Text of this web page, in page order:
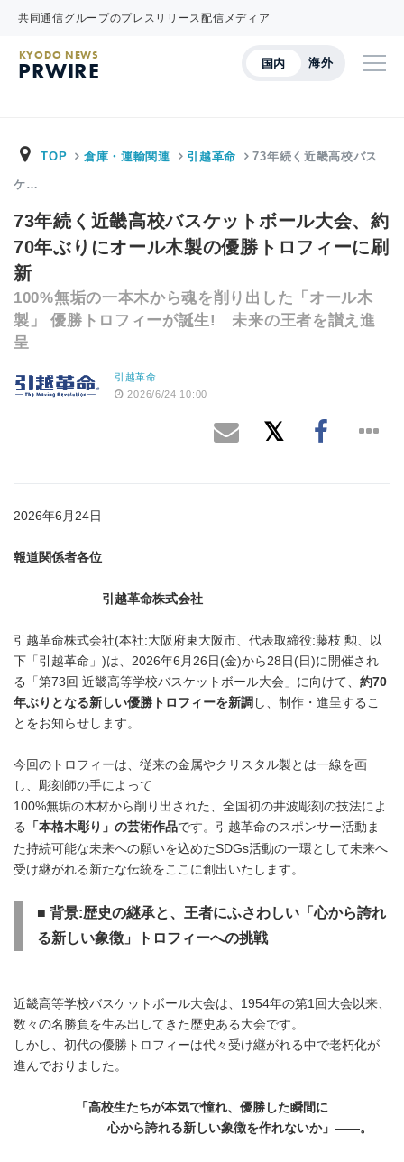
共同通信グループのプレスリリース配信メディア
国内 海外
KYODO NEWS
PRWIRE
TOP 倉庫・運輸関連 引越革命 73年続く近畿高校バス
ケ…
73年続く近畿高校バスケットボール大会、約
70年ぶりにオール木製の優勝トロフィーに刷
新
100%無垢の一本木から魂を削り出した「オール木
製」 優勝トロフィーが誕生! 未来の王者を讃え進
呈
引越革命
2026/6/24 10:00
2026年6月24日
報道関係者各位
引越革命株式会社
引越革命株式会社(本社:大阪府東大阪市、代表取締役:藤枝 勲、以
下「引越革命」)は、2026年6月26日(金)から28日(日)に開催され
る「第73回 近畿高等学校バスケットボール大会」に向けて、 約70
年ぶりとなる新しい優勝トロフィーを新調 し、制作・進呈するこ
とをお知らせします。
今回のトロフィーは、従来の金属やクリスタル製とは一線を画
し、彫刻師の手によって
100%無垢の木材から削り出された、全国初の井波彫刻の技法によ
る
「本格木彫り」の芸術作品です。引越革命のスポンサー活動ま
た持続可能な未来への願いを込めたSDGs活動の一環として未来へ
受け継がれる新たな伝統をここに創出いたします。
■ 背景:歴史の継承と、王者にふさわしい 「心から誇れ
る新しい象徴」トロフィーへの挑戦
近畿高等学校バスケットボール大会は、1954年の第1回大会以来、
数々の名勝負を生み出してきた歴史ある大会です。
しかし、初代の優勝トロフィーは代々受け継がれる中で老朽化が
進んでおりました。
「高校生たちが本気で憧れ、優勝した瞬間に
心から誇れる新しい象徴を作れないか」――。